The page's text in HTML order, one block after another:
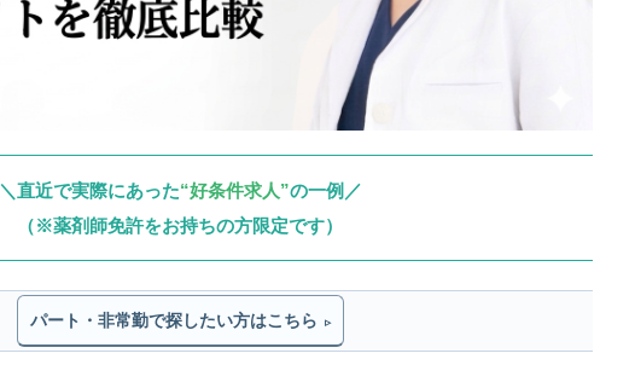
＼直近で実際にあった“好条件求人”の一例／
（※薬剤師免許をお持ちの方限定です）
パート・非常勤で探したい方はこちら ▹